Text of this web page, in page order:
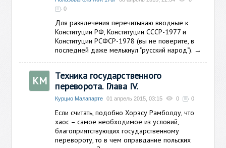
0
Для развлечения перечитываю вводные к
Конституции РФ, Конституции СССР-1977 и
Конституции РСФСР-1978 (вы не поверите, в
последней даже мелькнул "русский народ"). →
КМ
Техника государственного
переворота. Глава IV.
Курцио Малапарте 01 апрель 2015, 03:15 0 0
Если считать, подобно Хорэсу Рамболду, что
хаос – самое необходимое из условий,
благоприятствующих государственному
перевороту, то в чем оправдание польских